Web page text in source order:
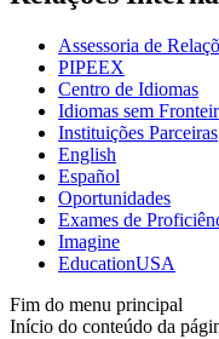
Assessoria de
PIPEEX
Centro de Idiomas
Idiomas sem
Instituições Parceiras
English
Español
Oportunidades
Exames de
Imagine
EducationUSA
Fim do menu principal
Início do conteúdo da